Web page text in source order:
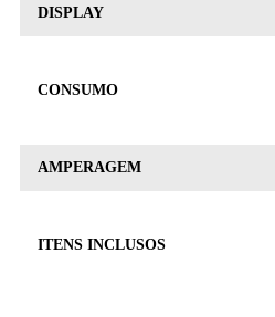
DISPLAY
CONSUMO
AMPERAGEM
ITENS INCLUSOS